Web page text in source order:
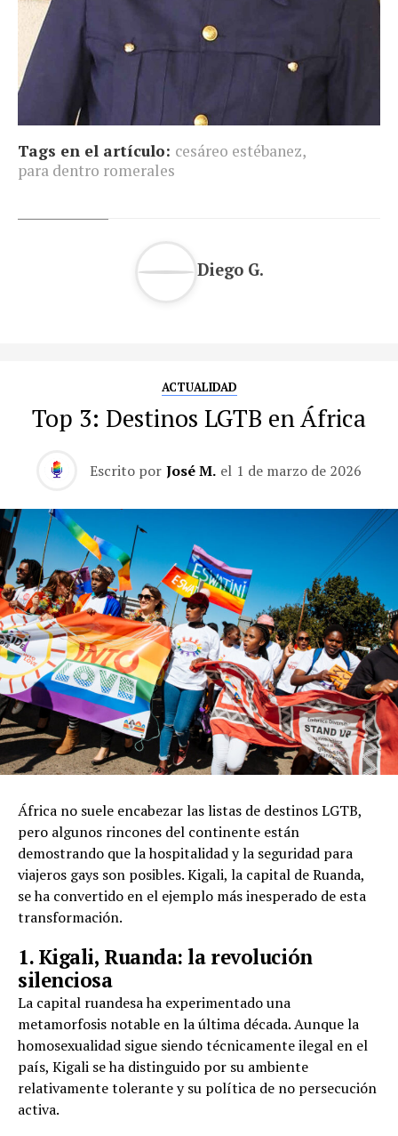
Tags en el artículo: cesáreo estébanez,
para dentro romerales
Diego G.
ACTUALIDAD
Top 3: Destinos LGTB en África
Escrito por José M. el 1 de marzo de 2026
África no suele encabezar las listas de destinos LGTB,
pero algunos rincones del continente están
demostrando que la hospitalidad y la seguridad para
viajeros gays son posibles. Kigali, la capital de Ruanda,
se ha convertido en el ejemplo más inesperado de esta
transformación.
1. Kigali, Ruanda: la revolución
silenciosa
La capital ruandesa ha experimentado una
metamorfosis notable en la última década. Aunque la
homosexualidad sigue siendo técnicamente ilegal en el
país, Kigali se ha distinguido por su ambiente
relativamente tolerante y su política de no persecución
activa.